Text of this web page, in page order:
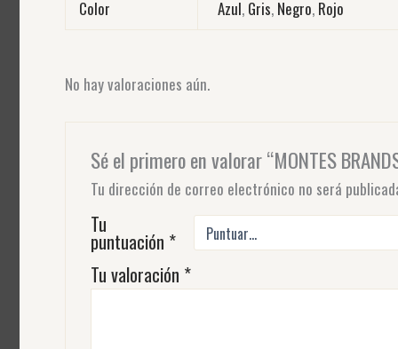
Color Azul, Gris, Negro, Rojo
No hay valoraciones aún.
Sé el primero en valorar “MONTES
Tu dirección de correo electrónico no será
Tu
puntuación *
Tu valoración *